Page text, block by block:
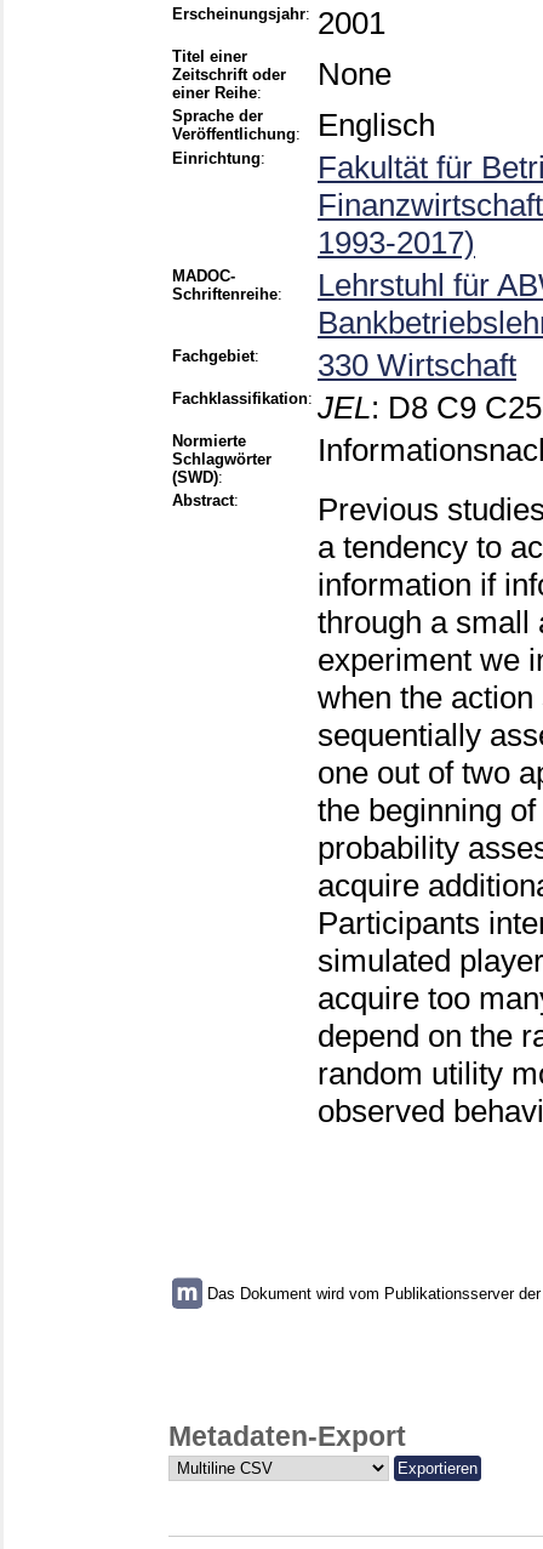
Erscheinungsjahr: 2001
Titel einer
Zeitschrift oder
einer Reihe:
None
Sprache der
Veröffentlichung: Englisch
Einrichtung:
Fakultät für
1993-2017)
MADOC-
Schriftenreihe:
Lehrstuhl für
Fachgebiet: 330 Wirtschaft
Fachklassifikation: JEL: D8 C9
Normierte
Schlagwörter
(SWD):
Abstract:
Previous
a tendency to
information if
through a small
experiment we
when the
sequentially
one out of two
the beginning
probability
acquire
Participants
simulated
acquire too
depend on the
random utility
observed
Das Dokument wird vom Publikationsserver
Metadaten-Export